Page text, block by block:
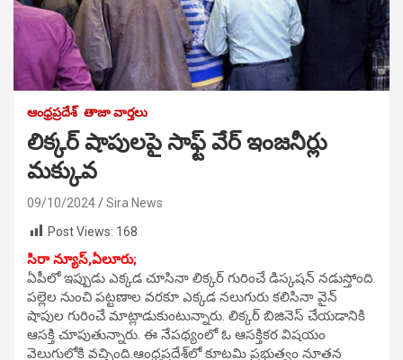
ఆంధ్రప్రదేశ్ తాజా వార్తలు
లిక్కర్ షాపులపై సాఫ్ట్ వేర్ ఇంజనీర్లు
మక్కువ
09/10/2024
Sira News
Post Views: 168
సిరా న్యూస్,ఏలూరు;
ఏపీలో ఇప్పుడు ఎక్కడ చూసినా లిక్కర్ గురించే డిస్కషన్ నడుస్తోంది.
పల్లెల నుంచి పట్టణాల వరకూ ఎక్కడ నలుగురు కలిసినా వైన్
షాపుల గురించే మాట్లాడుకుంటున్నారు. లిక్కర్ బిజినెస్ చేయడానికి
ఆసక్తి చూపుతున్నారు. ఈ నేపథ్యంలో ఓ ఆసక్తికర విషయం
వెలుగులోకి వచ్చింది.ఆంధ్రప్రదేశ్‌లో కూటమి ప్రభుత్వం నూతన